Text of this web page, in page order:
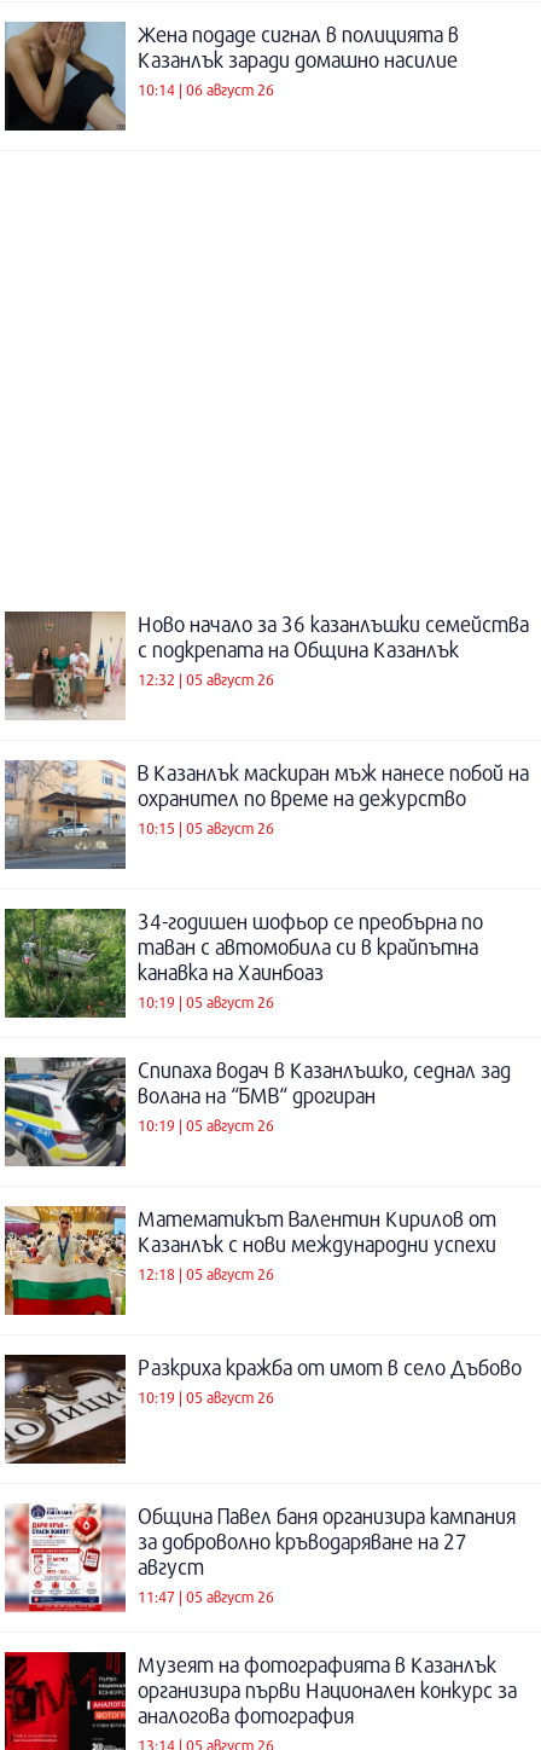
Жена подаде сигнал в полицията в
Казанлък заради домашно насилие
10:14 | 06 август 26
Ново начало за 36 казанлъшки семейства
с подкрепата на Община Казанлък
12:32 | 05 август 26
В Казанлък маскиран мъж нанесе побой на
охранител по време на дежурство
10:15 | 05 август 26
34-годишен шофьор се преобърна по
таван с автомобила си в крайпътна
канавка на Хаинбоаз
10:19 | 05 август 26
Спипаха водач в Казанлъшко, седнал зад
волана на “БМВ“ дрогиран
10:19 | 05 август 26
Математикът Валентин Кирилов от
Казанлък с нови международни успехи
12:18 | 05 август 26
Разкриха кражба от имот в село Дъбово
10:19 | 05 август 26
Община Павел баня организира кампания
за доброволно кръводаряване на 27
август
11:47 | 05 август 26
Музеят на фотографията в Казанлък
организира първи Национален конкурс за
аналогова фотография
13:14 | 05 август 26